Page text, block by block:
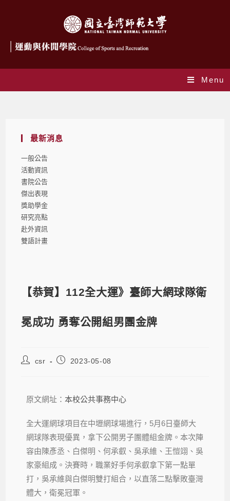
Menu
最新消息
一般公告
活動資訊
書院公告
傑出表現
獎助學金
研究亮點
赴外資訊
雙語計畫
【恭賀】112全大運》臺師大網球隊衛
冕成功 勇奪公開組男團金牌
csr 2023-05-08
原文網址：本校公共事務中心
全大運網球項目在中壢網球場進行，5月6日臺師大
網球隊表現優異，拿下公開男子團體組金牌。本次陣
容由陳彥丞、白傑明、何承叡、吳承維、王愷翊、吳
家豪組成。決賽時，職業好手何承叡拿下第一點單
打，吳承維與白傑明雙打組合，以直落二點擊敗臺灣
體大，衛冕冠軍。